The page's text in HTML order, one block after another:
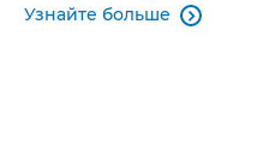
Узнайте больше 